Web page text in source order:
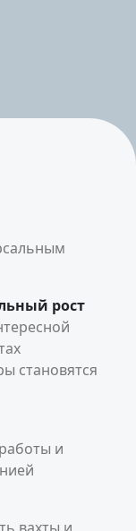
рост
становятся
и